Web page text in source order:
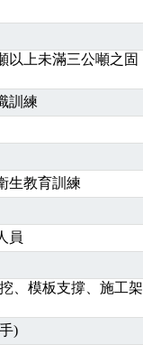
？課程百百種選擇好
「隧道等襯砌作業主
能系列課程資訊
以上未滿三公噸之固
訓練
生教育訓練
員
、模板支撐、施工架
)